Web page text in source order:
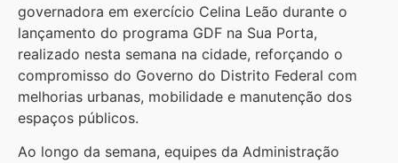
governadora em exercício Celina Leão durante o
lançamento do programa GDF na Sua Porta,
realizado nesta semana na cidade, reforçando o
compromisso do Governo do Distrito Federal com
melhorias urbanas, mobilidade e manutenção dos
espaços públicos.
Ao longo da semana, equipes da Administração